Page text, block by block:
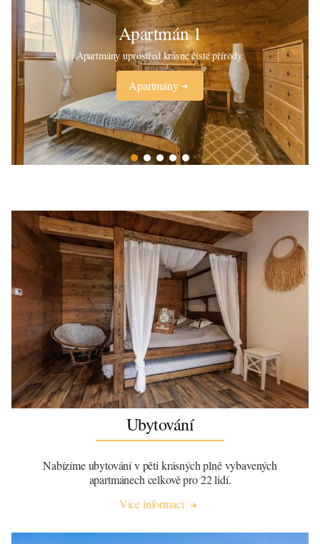
Apartmán 1
Apartmány uprostřed krásné čísté přírody.
Apartmány
Ubytování
Nabízíme ubytování v pěti krásných plně vybavených
apartmánech celkově pro 22 lidí.
Více informací